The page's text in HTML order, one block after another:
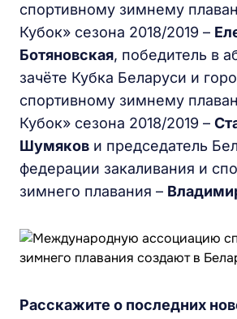
спортивному зимнему
Кубок» сезона 2018/2019 –
Ботяновская, победитель в
зачёте Кубка Беларуси и
спортивному зимнему
Кубок» сезона 2018/2019 –
Шумяков и председатель
федерации закаливания и
зимнего плавания –
Расскажите о последних